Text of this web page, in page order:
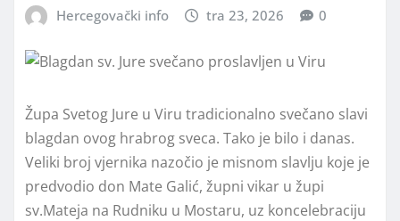
Hercegovački info tra 23, 2026 0
Župa Svetog Jure u Viru tradicionalno svečano slavi
blagdan ovog hrabrog sveca. Tako je bilo i danas.
Veliki broj vjernika nazočio je misnom slavlju koje je
predvodio don Mate Galić, župni vikar u župi
sv.Mateja na Rudniku u Mostaru, uz koncelebraciju